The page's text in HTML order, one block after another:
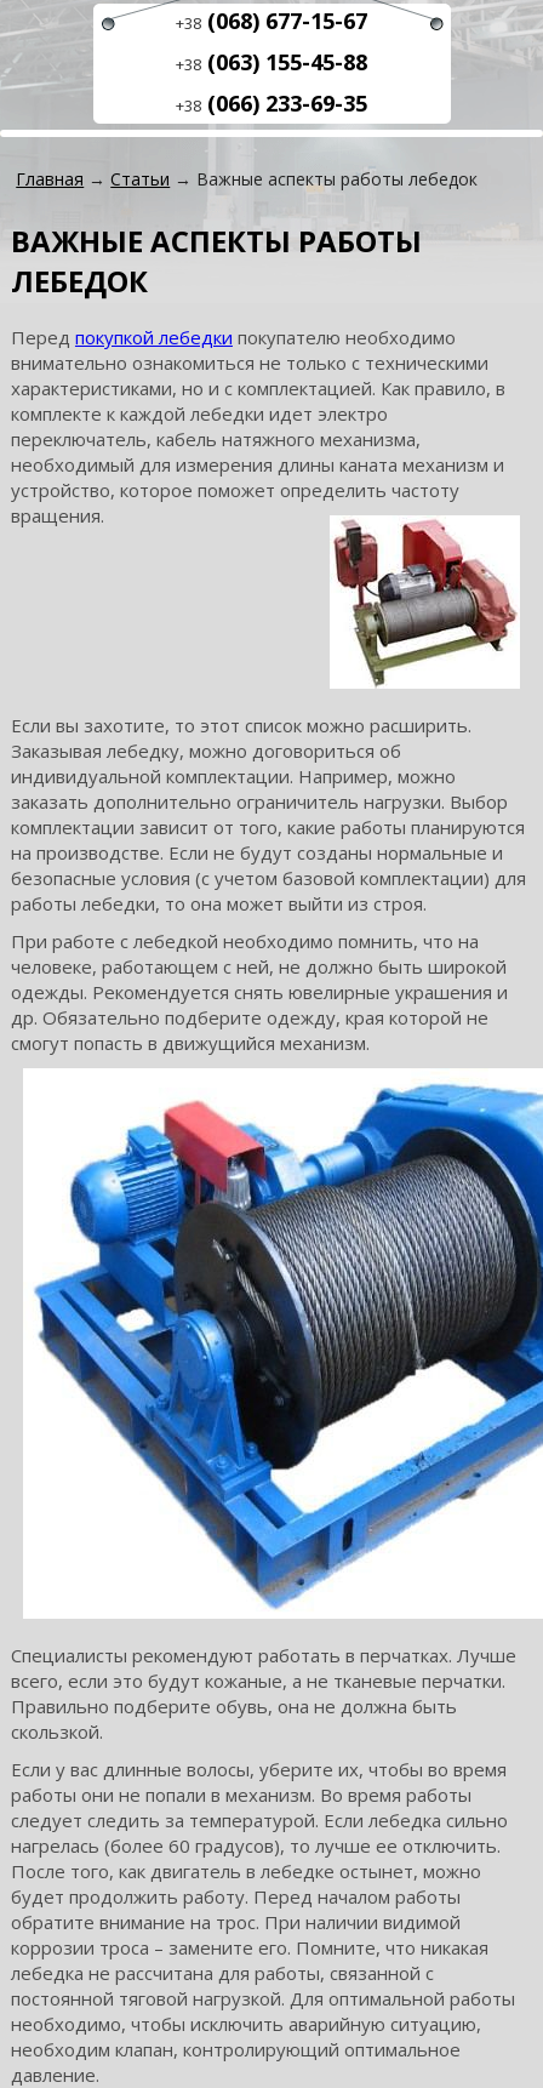
+38 (068) 677-15-67
+38 (063) 155-45-88
+38 (066) 233-69-35
Главная →Статьи → Важные аспекты работы лебедок
ВАЖНЫЕ АСПЕКТЫ РАБОТЫ
ЛЕБЕДОК
Перед покупкой лебедки покупателю необходимо
внимательно ознакомиться не только с техническими
характеристиками, но и с комплектацией. Как правило, в
комплекте к каждой лебедки идет электро
переключатель, кабель натяжного механизма,
необходимый для измерения длины каната механизм и
устройство, которое поможет определить частоту
вращения.
Если вы захотите, то этот список можно расширить.
Заказывая лебедку, можно договориться об
индивидуальной комплектации. Например, можно
заказать дополнительно ограничитель нагрузки. Выбор
комплектации зависит от того, какие работы планируются
на производстве. Если не будут созданы нормальные и
безопасные условия (с учетом базовой комплектации) для
работы лебедки, то она может выйти из строя.
При работе с лебедкой необходимо помнить, что на
человеке, работающем с ней, не должно быть широкой
одежды. Рекомендуется снять ювелирные украшения и
др. Обязательно подберите одежду, края которой не
смогут попасть в движущийся механизм.
Специалисты рекомендуют работать в перчатках. Лучше
всего, если это будут кожаные, а не тканевые перчатки.
Правильно подберите обувь, она не должна быть
скользкой.
Если у вас длинные волосы, уберите их, чтобы во время
работы они не попали в механизм. Во время работы
следует следить за температурой. Если лебедка сильно
нагрелась (более 60 градусов), то лучше ее отключить.
После того, как двигатель в лебедке остынет, можно
будет продолжить работу. Перед началом работы
обратите внимание на трос. При наличии видимой
коррозии троса – замените его. Помните, что никакая
лебедка не рассчитана для работы, связанной с
постоянной тяговой нагрузкой. Для оптимальной работы
необходимо, чтобы исключить аварийную ситуацию,
необходим клапан, контролирующий оптимальное
давление.